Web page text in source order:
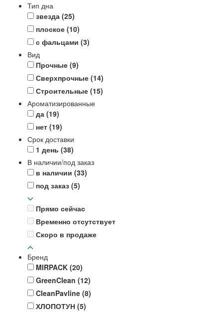
Тип дна
звезда (25)
плоское (10)
с фальцами (3)
Вид
Прочные (9)
Сверхпрочные (14)
Строительные (15)
Ароматизированные
да (19)
нет (19)
Срок доставки
1 день (38)
В наличии/под заказ
в наличии (33)
под заказ (5)
Прямо сейчас
Временно отсутствует
Скоро в продаже
Бренд
MIRPACK (20)
GreenClean (12)
CleanPavline (8)
ХЛОПОТУН (5)